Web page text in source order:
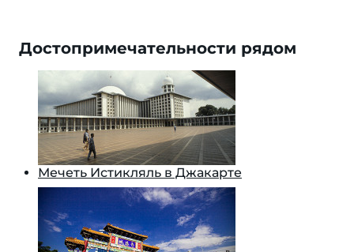
Достопримечательности рядом
Мечеть Истикляль в Джакарте